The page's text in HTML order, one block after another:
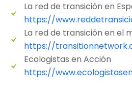
La red de transición en
https://
La red de transición en el
https://
Ecologistas en Acción
https://